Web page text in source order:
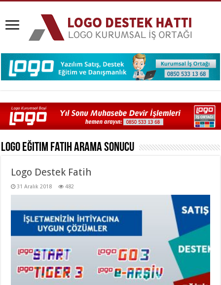
Logo Eğitim FatihArama Sonucu
Logo Destek Fatih
31 Aralık 2018 482